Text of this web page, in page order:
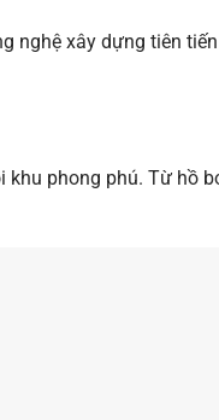
nghệ xây dựng tiên
phong phú. Từ hồ